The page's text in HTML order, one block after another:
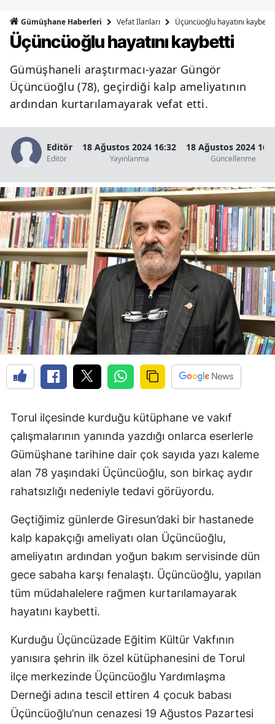
Bingöl
Bolu
Çankırı
Çorum
Denizli
Diyarbakır
Edirne
Elazığ
Erzincan
Erzurum
Eskişehir
Gaziantep
Giresun
Gümüşhane
Hakkari
Hatay
Isparta
Mersin
İstanbul
Kars
Kastamonu
Kayseri
Kırklareli
Gümüşhane Haberleri Vefat İlanları Üçüncüoğlu hayatını kaybetti
Üçüncüoğlu hayatını kaybetti
Gümüşhaneli araştırmacı-yazar Güngör
Üçüncüoğlu (78), geçirdiği kalp ameliyatının
ardından kurtarılamayarak vefat etti.
Editör
Editör
18 Ağustos 2024 16:32
Yayınlanma
18 Ağustos 2024
Güncellenme
Torul ilçesinde kurduğu kütüphane ve vakıf
çalışmalarının yanında yazdığı onlarca eserlerle
Gümüşhane tarihine dair çok sayıda yazı kaleme
alan 78 yaşındaki Üçüncüoğlu, son birkaç aydır
rahatsızlığı nedeniyle tedavi görüyordu.
Geçtiğimiz günlerde Giresun’daki bir hastanede
kalp kapakçığı ameliyatı olan Üçüncüoğlu,
ameliyatın ardından yoğun bakım servisinde dün
gece sabaha karşı fenalaştı. Üçüncüoğlu, yapılan
tüm müdahalelere rağmen kurtarılamayarak
hayatını kaybetti.
Kurduğu Üçüncüzade Eğitim Kültür Vakfının
yanısıra şehrin ilk özel kütüphanesini de Torul
ilçe merkezinde Üçüncüoğlu Yardımlaşma
Derneği adına tescil ettiren 4 çocuk babası
Üçüncüoğlu’nun cenazesi 19 Ağustos Pazartesi